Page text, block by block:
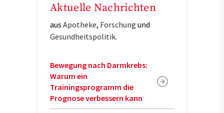
Aktuelle Nachrichten
aus Apotheke, Forschung und
Gesundheitspolitik.
Bewegung nach Darmkrebs:
Warum ein
Trainingsprogramm die
Prognose verbessern kann